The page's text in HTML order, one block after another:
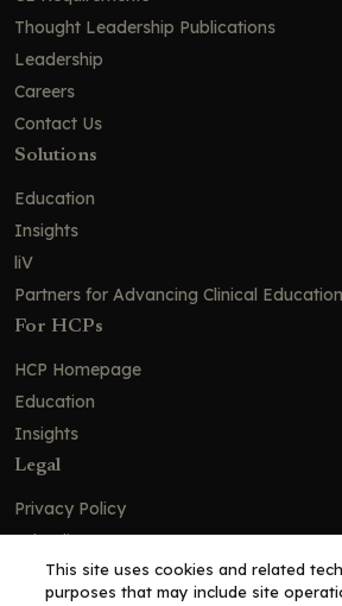
Thought Leadership Publications
Leadership
Careers
Contact Us
Solutions
Education
Insights
liV
Partners for Advancing Clinical Education
For HCPs
HCP Homepage
Education
Insights
Legal
Privacy Policy
Ad Policy
Terms and Conditions
This site uses cookies and related
purposes that may include site